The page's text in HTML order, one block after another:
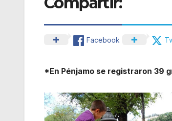
Facebook
*En Pénjamo se registraron 39